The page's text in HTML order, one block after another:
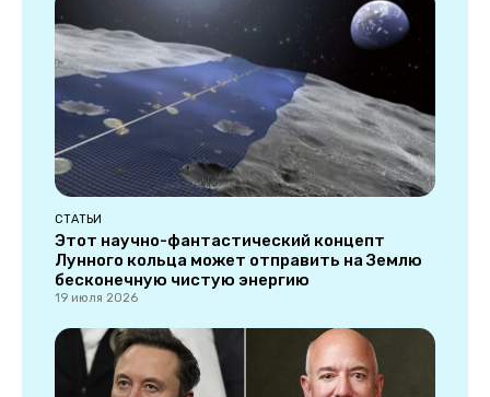
СТАТЬИ
Этот научно-фантастический концепт
Лунного кольца может отправить на Землю
бесконечную чистую энергию
19 июля 2026